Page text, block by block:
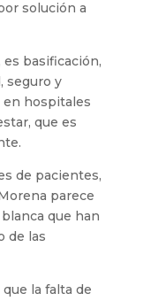
solución a
basificación,
seguro y
en hospitales
que es
de pacientes,
parece
que han
de las
la falta de